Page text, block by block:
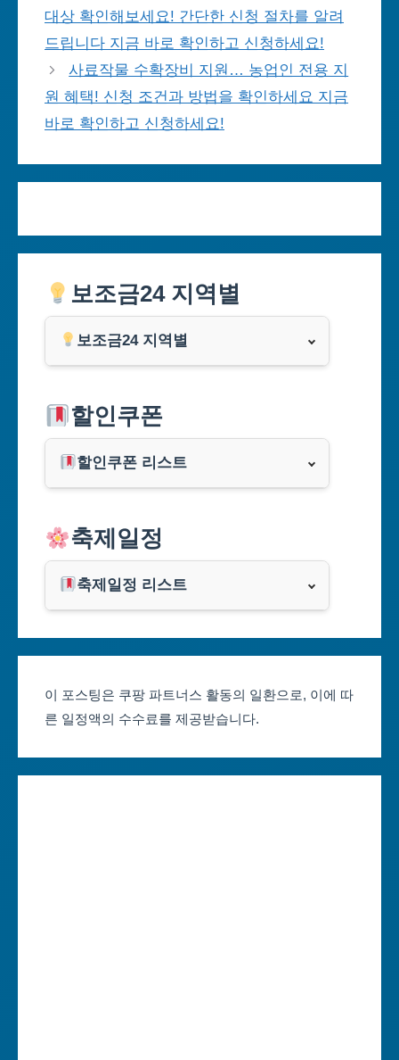
대상 확인해보세요! 간단한 신청 절차를 알려
드립니다 지금 바로 확인하고 신청하세요!
사료작물 수확장비 지원… 농업인 전용 지
원 혜택! 신청 조건과 방법을 확인하세요 지금
바로 확인하고 신청하세요!
보조금24 지역별
보조금24 지역별
부산광역시
대구광역시
인천광역시
광주광역시
대전광역시
할인쿠폰
할인쿠폰 리스트
쿠팡
클룩
축제일정
축제일정 리스트
대구축제 일정
인천축제 일정
이 포스팅은 쿠팡 파트너스 활동의 일환으로, 이에 따
른 일정액의 수수료를 제공받습니다.